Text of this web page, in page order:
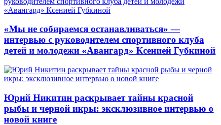
«Мы не собираемся останавливаться» —
интервью с руководителем спортивного клуба
детей и молодежи «Авангард» Ксенией Губкиной
Юрий Никитин раскрывает тайны красной
рыбы и черной икры: эксклюзивное интервью о
новой книге